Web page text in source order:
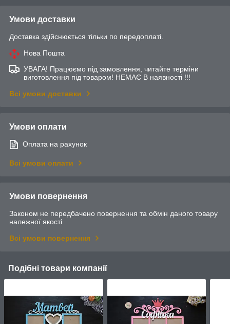
Умови доставки
Доставка здійснюється тільки по передоплаті.
Нова Пошта
УВАГА! Працюємо під замовлення, читайте терміни
виготовлення під товаром! НЕМАЄ В наявності !!!
Всі умови доставки
Умови оплати
Оплата на рахунок
Всі умови оплати
Умови повернення
Законом не передбачено повернення та обмін даного товару
належної якості
Всі умови повернення
Подібні товари компанії